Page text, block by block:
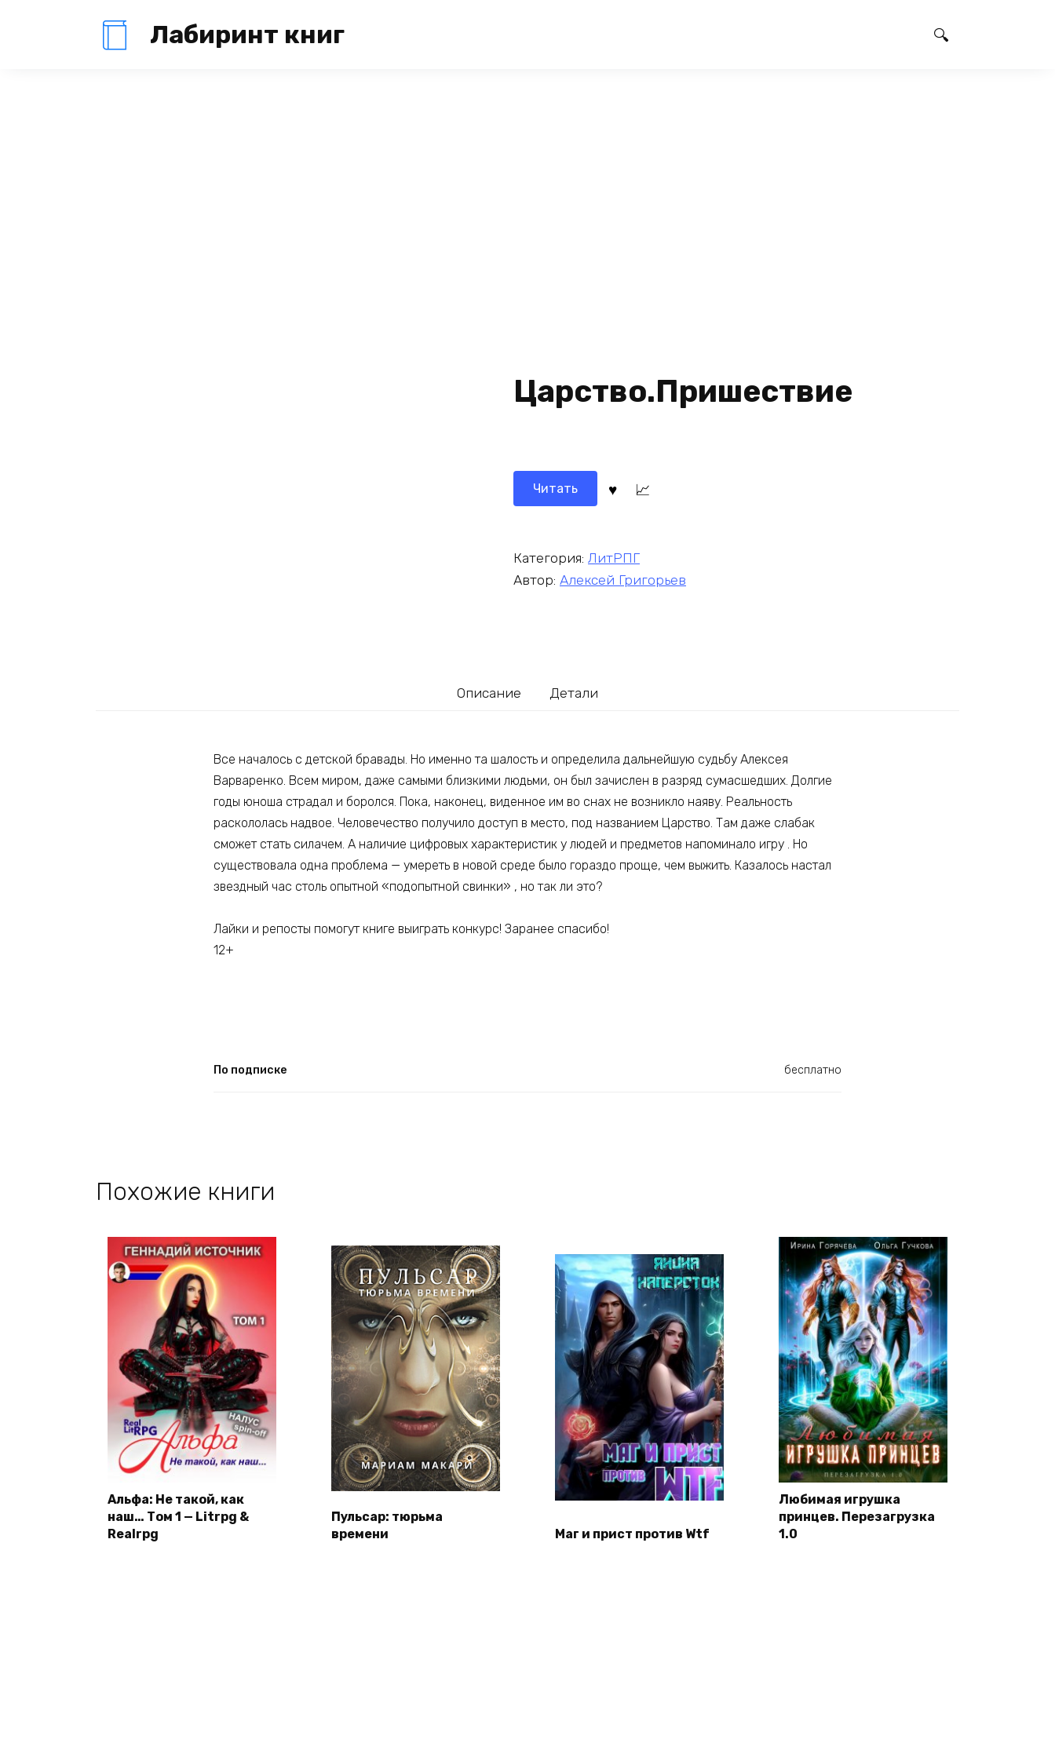
Лабиринт книг
Царство.Пришествие
Читать
Категория: ЛитРПГ
Автор: Алексей Григорьев
Описание Детали
Все началось с детской бравады. Но именно та шалость и определила дальнейшую судьбу Алексея
Варваренко. Всем миром, даже самыми близкими людьми, он был зачислен в разряд сумасшедших. Долгие
годы юноша страдал и боролся. Пока, наконец, виденное им во снах не возникло наяву. Реальность
раскололась надвое. Человечество получило доступ в место, под названием Царство. Там даже слабак
сможет стать силачем. А наличие цифровых характеристик у людей и предметов напоминало игру . Но
существовала одна проблема — умереть в новой среде было гораздо проще, чем выжить. Казалось настал
звездный час столь опытной «подопытной свинки» , но так ли это?
Лайки и репосты помогут книге выиграть конкурс! Заранее спасибо!
12+
По подписке бесплатно
Похожие книги
Альфа: Не такой, как
наш… Том 1 — Litrpg &
Realrpg
Пульсар: тюрьма
времени
Маг и прист против Wtf
Любимая игрушка
принцев. Перезагрузка
1.0